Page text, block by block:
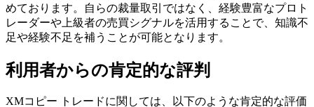
めております。自らの裁量取引ではなく、経験豊富なプロト
レーダーや上級者の売買シグナルを活用することで、知識不
足や経験不足を補うことが可能となります。
利用者からの肯定的な評判
XMコピー トレードに関しては、以下のような肯定的な評価